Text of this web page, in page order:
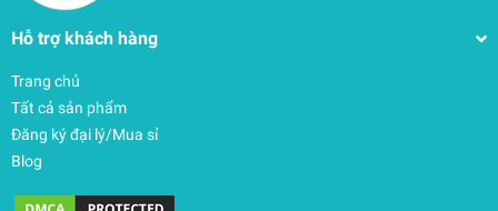
Hỗ trợ khách hàng
Trang chủ
Tất cả sản phẩm
Đăng ký đại lý/Mua sỉ
Blog